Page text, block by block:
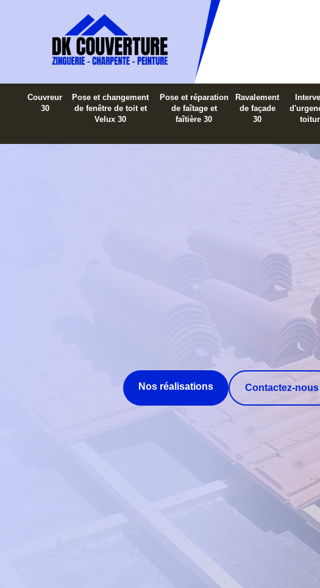
Couvreur
30
Pose et changement
de fenêtre de toit et
Velux 30
Pose et réparation
de faîtage et
faîtière 30
Ravalement
de façade
30
Nos réalisations Contactez-nous